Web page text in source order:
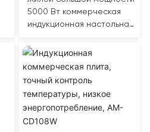
5000 Вт коммерческая
индукционная настольная